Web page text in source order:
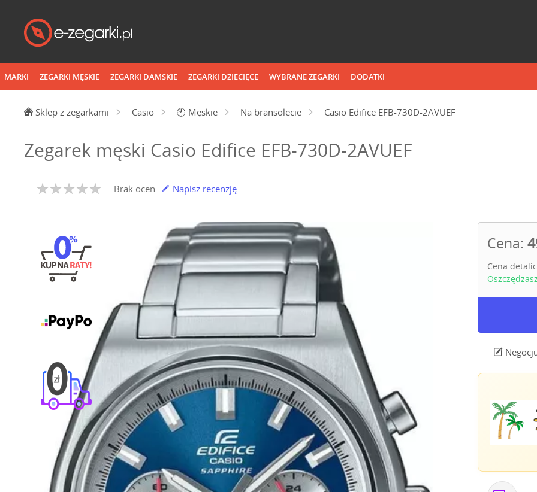
MARKI ZEGARKI MĘSKIE ZEGARKI DAMSKIE ZEGARKI DZIECIĘCE WYBRANE ZEGARKI DODATKI
Sklep z zegarkami Casio 🕙 Męskie Na bransolecie Casio Edifice EFB-730D-2AVUEF
Zegarek męski Casio Edifice EFB-730D-2AVUEF
Brak ocen Napisz recenzję
Cena:
Cena